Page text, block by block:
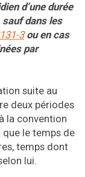
d’une durée
dans les
3ou en cas
par
suite au
deux périodes
la convention
que le temps de
temps dont
lui.